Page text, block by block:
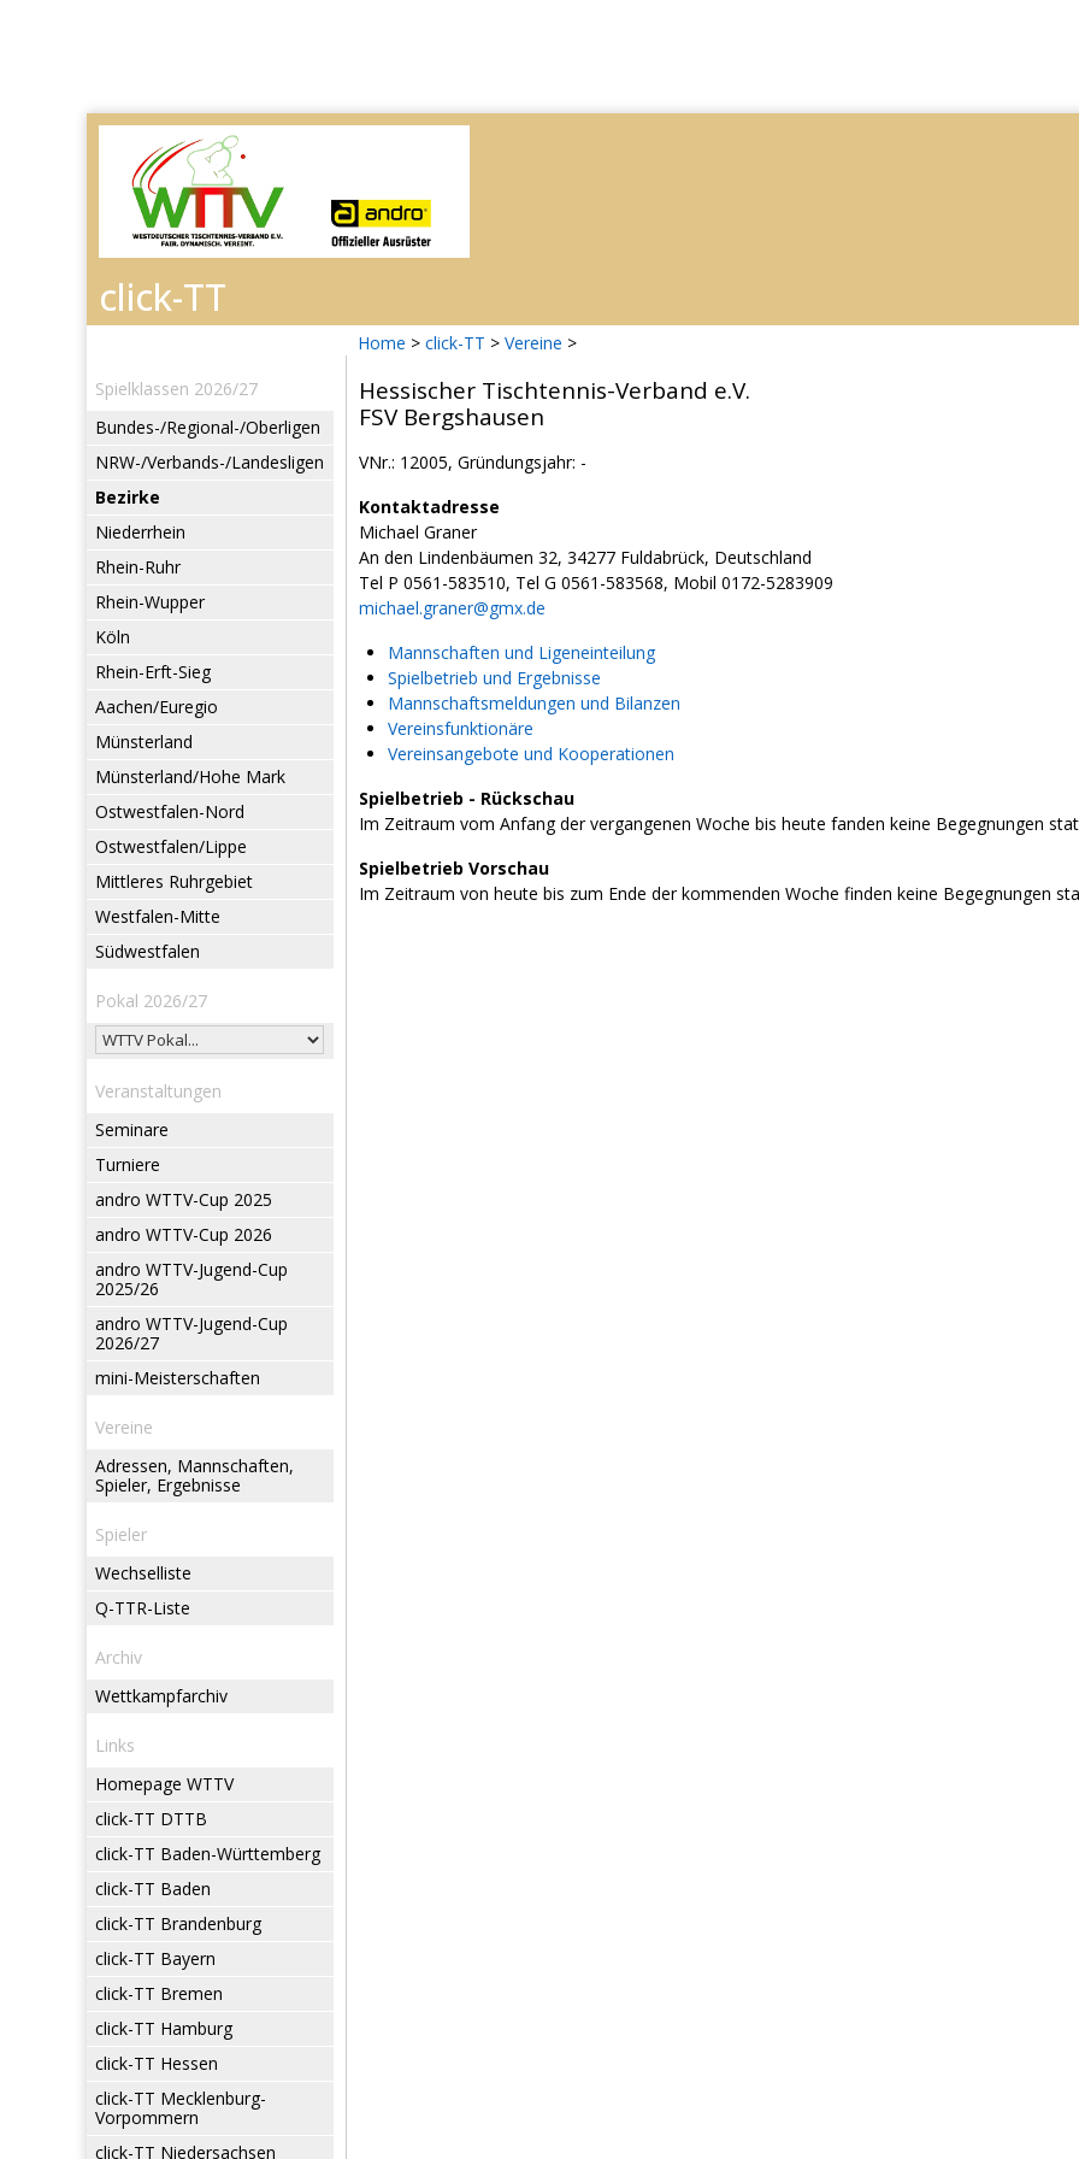
Home > click-TT > Vereine >
Spielklassen 2026/27
Bundes-/Regional-/Oberligen
NRW-/Verbands-/Landesligen
Bezirke
Niederrhein
Rhein-Ruhr
Rhein-Wupper
Köln
Rhein-Erft-Sieg
Aachen/Euregio
Münsterland
Münsterland/Hohe Mark
Ostwestfalen-Nord
Ostwestfalen/Lippe
Mittleres Ruhrgebiet
Westfalen-Mitte
Südwestfalen
Pokal 2026/27
Veranstaltungen
Seminare
Turniere
andro WTTV-Cup 2025
andro WTTV-Cup 2026
andro WTTV-Jugend-Cup
2025/26
andro WTTV-Jugend-Cup
2026/27
mini-Meisterschaften
Vereine
Adressen, Mannschaften,
Spieler, Ergebnisse
Spieler
Wechselliste
Q-TTR-Liste
Archiv
Wettkampfarchiv
Links
Homepage WTTV
click-TT DTTB
click-TT Baden-Württemberg
click-TT Baden
click-TT Brandenburg
click-TT Bayern
click-TT Bremen
click-TT Hamburg
click-TT Hessen
click-TT Mecklenburg-
Vorpommern
click-TT Niedersachsen
Hessischer Tischtennis-Verband e.V.
FSV Bergshausen
VNr.: 12005, Gründungsjahr: -
Kontaktadresse
Michael Graner
An den Lindenbäumen 32, 34277 Fuldabrück, Deutschland
Tel P 0561-583510, Tel G 0561-583568, Mobil 0172-5283909
michael.graner@gmx.de
Mannschaften und Ligeneinteilung
Spielbetrieb und Ergebnisse
Mannschaftsmeldungen und Bilanzen
Vereinsfunktionäre
Vereinsangebote und Kooperationen
Spielbetrieb - Rückschau
Im Zeitraum vom Anfang der vergangenen Woche bis heute fanden keine Begegnungen
Spielbetrieb Vorschau
Im Zeitraum von heute bis zum Ende der kommenden Woche finden keine Begegnungen